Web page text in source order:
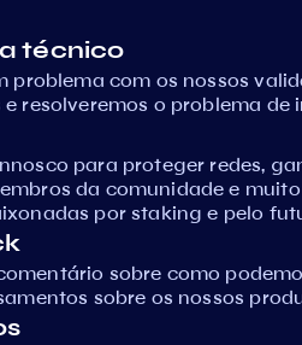
técnico
problema com os nossos
resolveremos o problema de
para proteger redes,
da comunidade e
por staking e pelo
sobre como
sobre os nossos